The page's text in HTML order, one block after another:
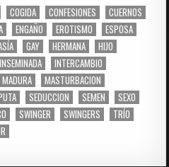
COGIDA CONFESIONES
CUERNOS
ENGAÑO EROTISMO
ESPOSA
GAY HERMANA
HIJO
INSEMINADA
INTERCAMBIO
MADURA
MASTURBACION
SEDUCCION SEMEN
SEXO
SWINGER SWINGERS
TRÍO